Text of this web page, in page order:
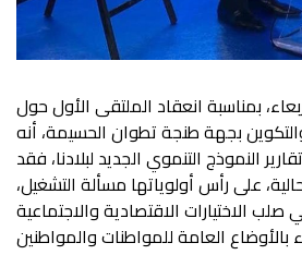
بمناسبة انعقاد الملتقى الأول حول
بجهة طنجة تطوان الحسيمة، أنه
النموذج التنموي الجديد لبلادنا، فقد
على رأس أولوياتها مسألة التشغيل،
الاختيارات الاقتصادية والاجتماعية